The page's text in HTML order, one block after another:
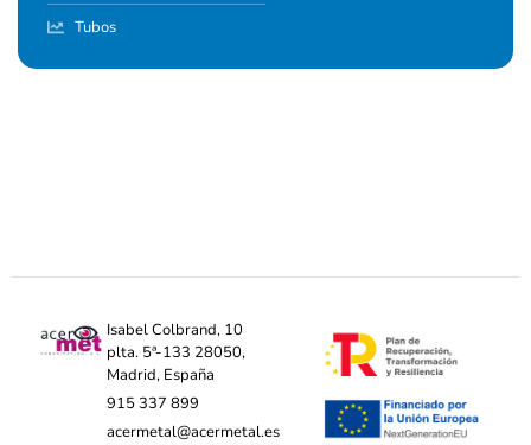
Tubos
Isabel Colbrand, 10
plta. 5ª-133 28050,
Madrid, España
915 337 899
acermetal@acermetal.es